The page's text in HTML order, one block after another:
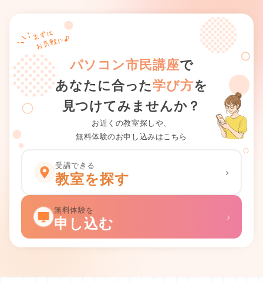
パソコン市民講座で
あなたに合った学び方を
見つけてみませんか？
お近くの教室探しや、
無料体験のお申し込みはこちら
受講できる
教室を探す ›
無料体験を
申し込む ›